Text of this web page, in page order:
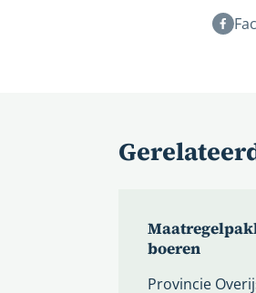
boeren
Provincie